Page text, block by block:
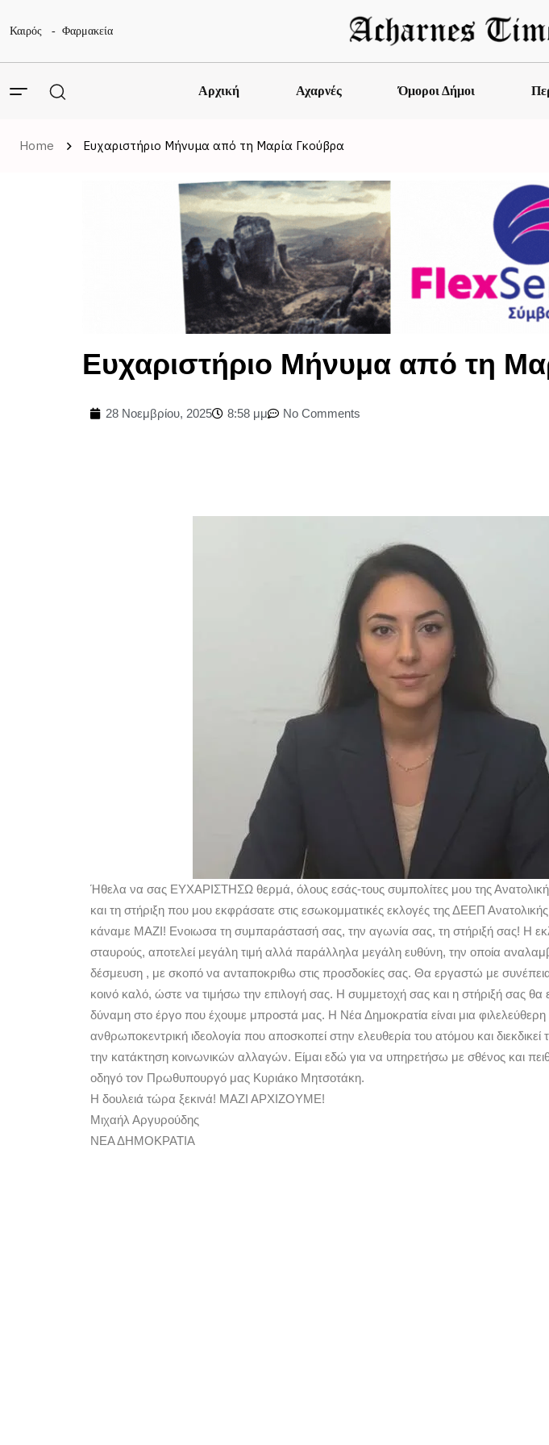
Καιρός Φαρμακεία
Αρχική Αχαρνές Όμοροι Δήμοι
Home Ευχαριστήριο Μήνυμα από τη Μαρία Γκούβρα
Ευχαριστήριο Μήνυμα από τη
28 Νοεμβρίου, 2025 8:58 μμ No Comments
Ήθελα να σας ΕΥΧΑΡΙΣΤΗΣΩ θερμά, όλους εσάς-τους συμπολίτες μου της Ανατολικής
και τη στήριξη που μου εκφράσατε στις εσωκομματικές εκλογές της ΔΕΕΠ
κάναμε ΜΑΖΙ! Ενοιωσα τη συμπαράστασή σας, την αγωνία σας, τη στήριξή σας! Η
σταυρούς, αποτελεί μεγάλη τιμή αλλά παράλληλα μεγάλη ευθύνη, την οποία
δέσμευση , με σκοπό να ανταποκριθω στις προσδοκίες σας. Θα εργαστώ με
κοινό καλό, ώστε να τιμήσω την επιλογή σας. Η συμμετοχή σας και η στήριξή σας θα
δύναμη στο έργο που έχουμε μπροστά μας. Η Νέα Δημοκρατία είναι μια
ανθρωποκεντρική ιδεολογία που αποσκοπεί στην ελευθερία του ατόμου και διεκδικεί
την κατάκτηση κοινωνικών αλλαγών. Είμαι εδώ για να υπηρετήσω με σθένος και
οδηγό τον Πρωθυπουργό μας Κυριάκο Μητσοτάκη.
Η δουλειά τώρα ξεκινά! ΜΑΖΙ ΑΡΧΙΖΟΥΜΕ!
Μιχαήλ Αργυρούδης
ΝΕΑ ΔΗΜΟΚΡΑΤΙΑ